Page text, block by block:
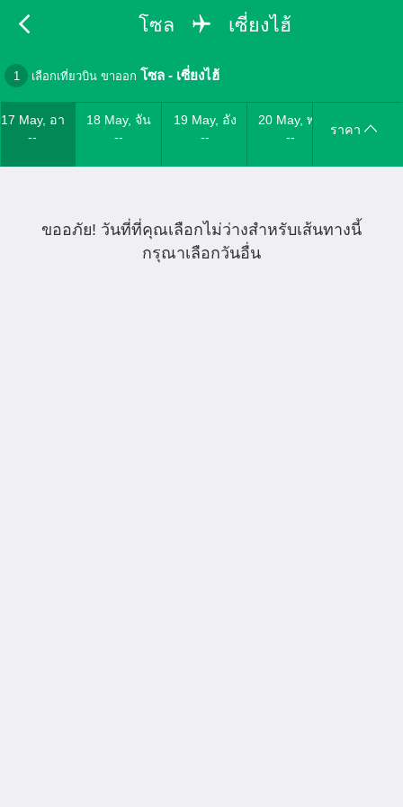
โซล เซี่ยงไฮ้
1 เลือกเที่ยวบิน ขาออก โซล - เซี่ยงไฮ้
17 May, อา
--
18 May, จัน
--
19 May, อัง
--
20 May, พุธ
--
ราคา
ขออภัย! วันที่ที่คุณเลือกไม่ว่างสำหรับเส้นทางนี้
กรุณาเลือกวันอื่น